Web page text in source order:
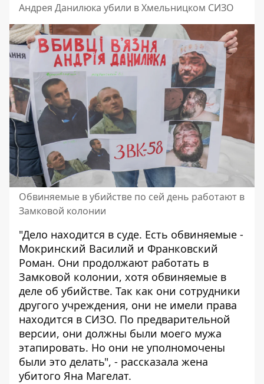
Андрея Данилюка убили в Хмельницком СИЗО
Обвиняемые в убийстве по сей день работают в
Замковой колонии
"Дело находится в суде. Есть обвиняемые -
Мокринский Василий и Франковский
Роман. Они продолжают работать в
Замковой колонии, хотя обвиняемые в
деле об убийстве. Так как они сотрудники
другого учреждения, они не имели права
находится в СИЗО. По предварительной
версии, они должны были моего мужа
этапировать. Но они не уполномочены
были это делать", - рассказала жена
убитого Яна Магелат.